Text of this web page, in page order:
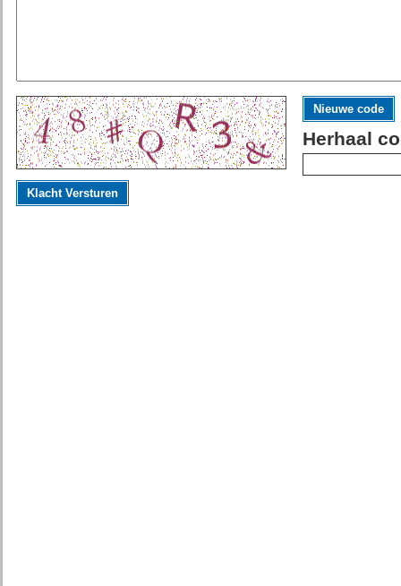
Nieuwe code
Herhaal
Klacht Versturen